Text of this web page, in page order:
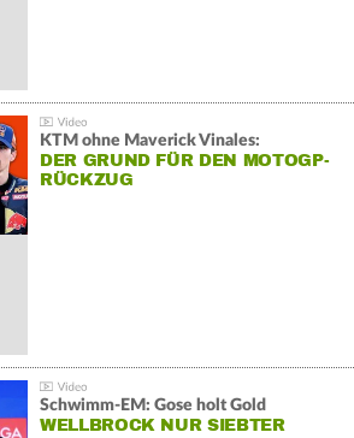
KTM ohne Maverick Vinales:
DER GRUND FÜR DEN MOTOGP-
RÜCKZUG
Schwimm-EM: Gose holt Gold
WELLBROCK NUR SIEBTER